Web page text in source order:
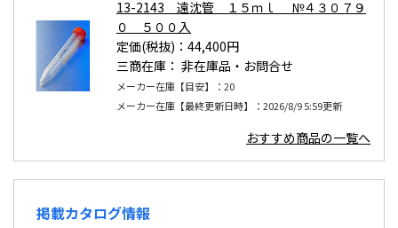
13-2143 遠沈管 １５ｍｌ №４３０７９
０ ５００入
定価(税抜)：44,400円
三商在庫： 非在庫品・お問合せ
メーカー在庫【目安】：20
メーカー在庫【最終更新日時】：2026/8/9 5:59更新
おすすめ商品の一覧へ
掲載カタログ情報